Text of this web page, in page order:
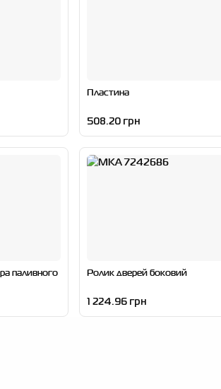
Пластина
508.20 грн
паливного
Ролик дверей боковий
1 224.96 грн